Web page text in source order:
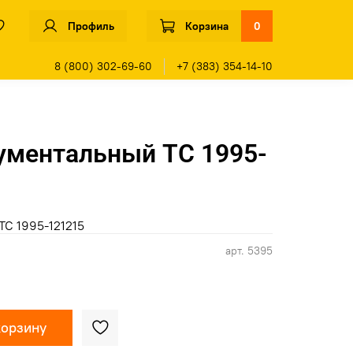
Профиль Корзина 0
8 (800) 302-69-60 +7 (383) 354-14-10
арт. 5395
TC 1995-
1995-121215